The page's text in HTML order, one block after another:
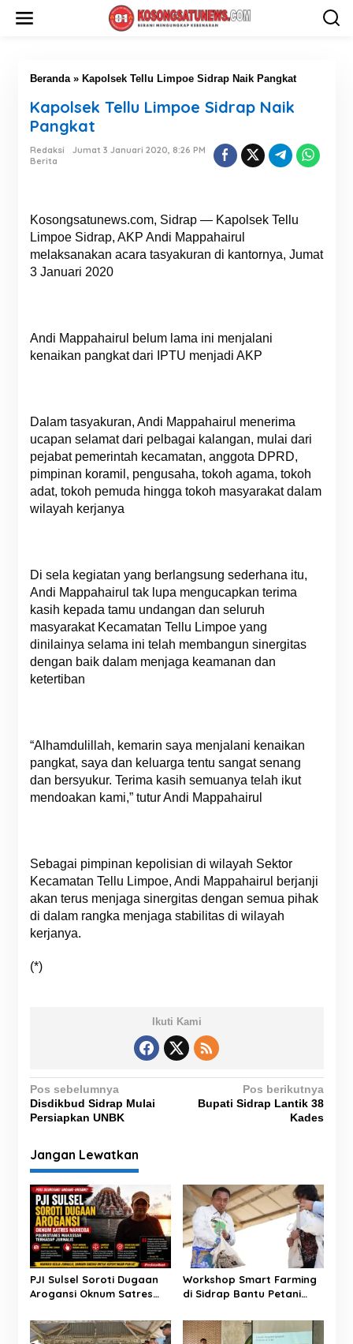
Beranda» Kapolsek Tellu Limpoe Sidrap Naik Pangkat
Kapolsek Tellu Limpoe Sidrap Naik
Pangkat
Redaksi
Jumat 3 Januari 2020, 8:26 PM
Berita
Kosongsatunews.com, Sidrap — Kapolsek Tellu
Limpoe Sidrap, AKP Andi Mappahairul
melaksanakan acara tasyakuran di kantornya, Jumat
3 Januari 2020
Andi Mappahairul belum lama ini menjalani
kenaikan pangkat dari IPTU menjadi AKP
Dalam tasyakuran, Andi Mappahairul menerima
ucapan selamat dari pelbagai kalangan, mulai dari
pejabat pemerintah kecamatan, anggota DPRD,
pimpinan koramil, pengusaha, tokoh agama, tokoh
adat, tokoh pemuda hingga tokoh masyarakat dalam
wilayah kerjanya
Di sela kegiatan yang berlangsung sederhana itu,
Andi Mappahairul tak lupa mengucapkan terima
kasih kepada tamu undangan dan seluruh
masyarakat Kecamatan Tellu Limpoe yang
dinilainya selama ini telah membangun sinergitas
dengan baik dalam menjaga keamanan dan
ketertiban
“Alhamdulillah, kemarin saya menjalani kenaikan
pangkat, saya dan keluarga tentu sangat senang
dan bersyukur. Terima kasih semuanya telah ikut
mendoakan kami,” tutur Andi Mappahairul
Sebagai pimpinan kepolisian di wilayah Sektor
Kecamatan Tellu Limpoe, Andi Mappahairul berjanji
akan terus menjaga sinergitas dengan semua pihak
di dalam rangka menjaga stabilitas di wilayah
kerjanya.
(*)
Ikuti Kami
N
a
i
g
a
s
i
p
o
s
Pos sebelumnya
Disdikbud Sidrap Mulai
Persiapkan UNBK
Pos berikutnya
Bupati Sidrap Lantik 38
Kades
Jangan Lewatkan
PJI Sulsel Soroti Dugaan
Arogansi Oknum Satres
Makassar terhadap
Jurnalis Saat Peliputan
Workshop Smart Farming
di Sidrap Bantu Petani
Pertanian Modern